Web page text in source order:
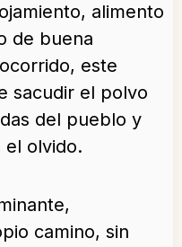
alimento
de buena
este
sacudir el polvo
del pueblo y
el olvido.
camino, sin